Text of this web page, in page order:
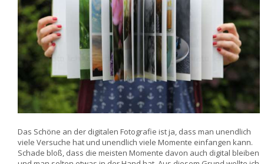
Das Schöne an der digitalen Fotografie ist ja, dass man unendlich
viele Versuche hat und unendlich viele Momente einfangen kann.
Schade bloß, dass die meisten Momente davon auch digital bleiben